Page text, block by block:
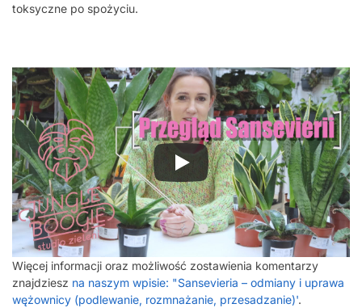
toksyczne po spożyciu.
Więcej informacji oraz możliwość zostawienia komentarzy
znajdziesz na naszym wpisie: "Sansevieria – odmiany i uprawa
wężownicy (podlewanie, rozmnażanie, przesadzanie)'.